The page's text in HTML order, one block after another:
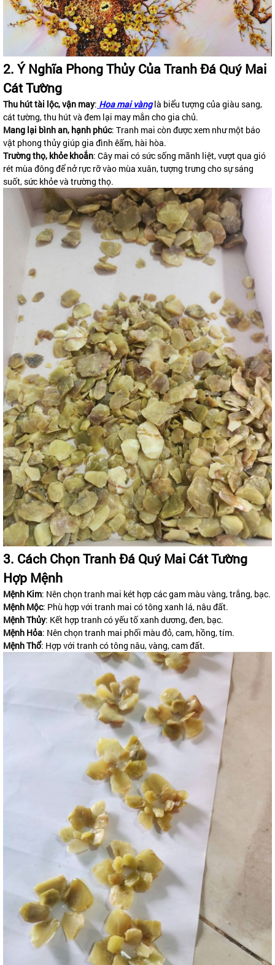
2. Ý Nghĩa Phong Thủy Của Tranh Đá Quý Mai
Cát Tường
Thu hút tài lộc, vận may: Hoa mai vànglà biểu tượng của giàu sang,
cát tường, thu hút và đem lại may mắn cho gia chủ.
Mang lại bình an, hạnh phúc: Tranh mai còn được xem như một báo
vật phong thủy giúp gia đình êấm, hài hòa.
Trường thọ, khỏe khoắn: Cây mai có sức sống mãnh liệt, vượt qua gió
rét mùa đông để nở rực rỡ vào mùa xuân, tượng trưng cho sự sáng
suốt, sức khỏe và trường thọ.
3. Cách Chọn Tranh Đá Quý Mai Cát Tường
Hợp Mệnh
Mệnh Kim: Nên chọn tranh mai két hợp các gam màu vàng, trắng, bạc.
Mệnh Mộc: Phù hợp với tranh mai có tông xanh lá, nâu đất.
Mệnh Thủy: Kết hợp tranh có yếu tố xanh dương, đen, bạc.
Mệnh Hỏa: Nên chọn tranh mai phối màu đỏ, cam, hồng, tím.
Mệnh Thổ: Hợp với tranh có tông nâu, vàng, cam đất.